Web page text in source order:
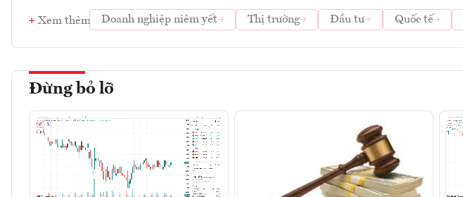
Xem thêm Doanh nghiệp niêm yết Thị trường Đầu tư Quốc tế
Đừng bỏ lỡ